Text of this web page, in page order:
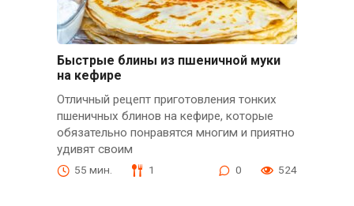
Быстрые блины из пшеничной муки
на кефире
Отличный рецепт приготовления тонких
пшеничных блинов на кефире, которые
обязательно понравятся многим и приятно
удивят своим
55 мин. 1 0 524